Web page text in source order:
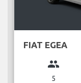
FIAT EGEA
group
5